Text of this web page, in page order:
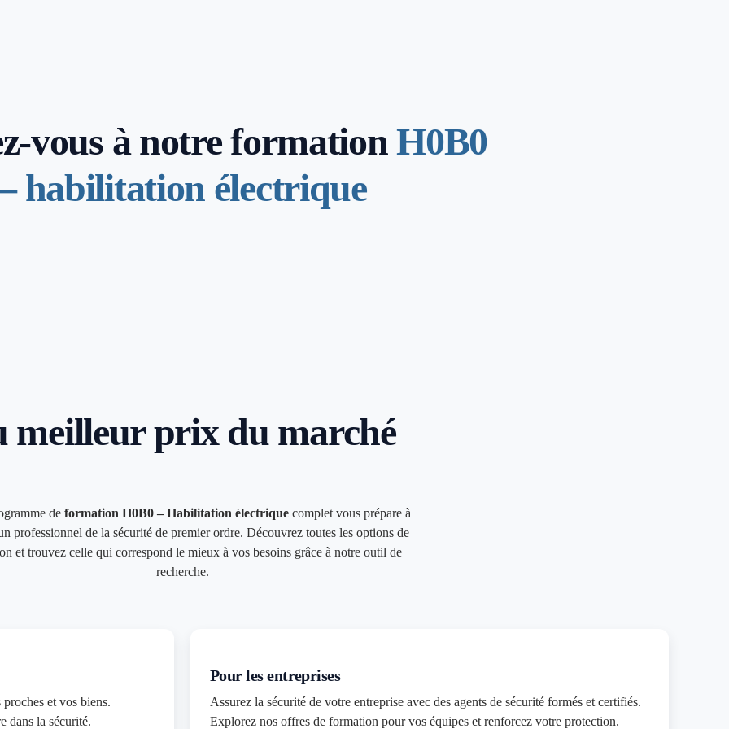
vous à notre formation H0B0
habilitation électrique
meilleur prix du marché
de formation H0B0 – Habilitation électriquecomplet vous prépare à
professionnel de la sécurité de premier ordre. Découvrez toutes les options de
et trouvez celle qui correspond le mieux à vos besoins grâce à notre outil de
recherche.
et vos biens.
dans la sécurité.
Pour les entreprises
Assurez la sécurité de votre entreprise avec des agents de sécurité formés et certifiés.
Explorez nos offres de formation pour vos équipes et renforcez votre protection.